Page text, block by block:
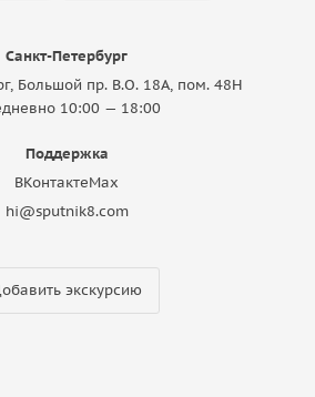
Санкт-Петербург
Большой пр. В.О. 18A, пом. 48Н
10:00 — 18:00
Поддержка
ВКонтактеMax
hi@sputnik8.com
экскурсию